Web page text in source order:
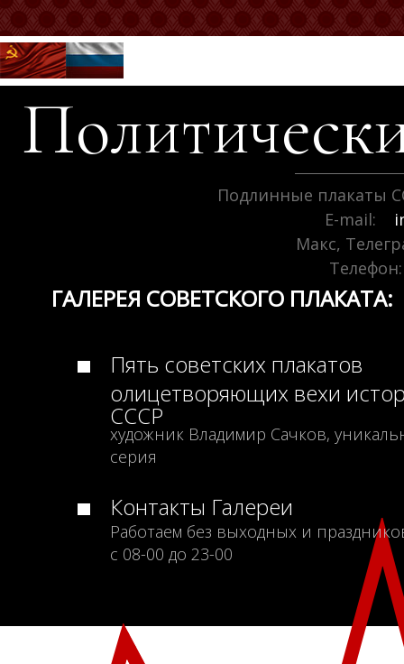
Подлинные плакаты
E-mail:
Макс,
Телефон:
ГАЛЕРЕЯ СОВЕТСКОГО ПЛАКАТА:
Пять советских плакатов
олицетворяющих вехи
СССР
художник Владимир Сачков,
серия
Контакты Галереи
Работаем без выходных и
с 08-00 до 23-00